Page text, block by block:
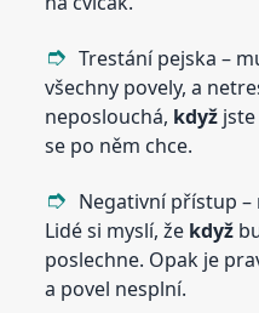
Trestání pejska –
všechny povely, a
neposlouchá, když
se po něm chce.
Negativní přístup –
Lidé si myslí, že když
poslechne. Opak je
a povel nesplní.